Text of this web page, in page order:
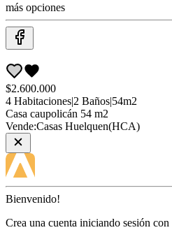
más opciones
$2.600.000
4 Habitaciones|2 Baños|54m2
Casa caupolicán 54 m2
Vende:Casas Huelquen(HCA)
Bienvenido!
Crea una cuenta iniciando sesión